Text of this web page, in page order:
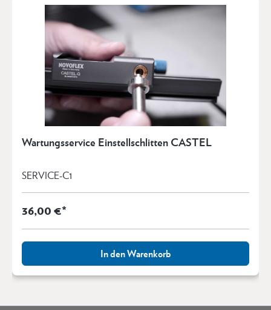
Wartungsservice Einstellschlitten CASTEL
SERVICE-C1
36,00 €*
In den Warenkorb